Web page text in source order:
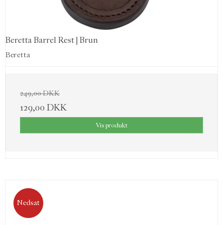
Beretta Barrel Rest | Brun
Beretta
249,00 DKK
129,00 DKK
Vis produkt
Nedsat